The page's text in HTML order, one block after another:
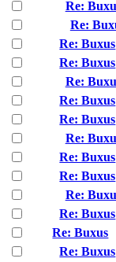
Re:
Re:
Re: Buxus
Re: Buxus
Re:
Re: Buxus
Re: Buxus
Re:
Re: Buxus
Re: Buxus
Re:
Re: Buxus
Re: Buxus
Re: Buxus